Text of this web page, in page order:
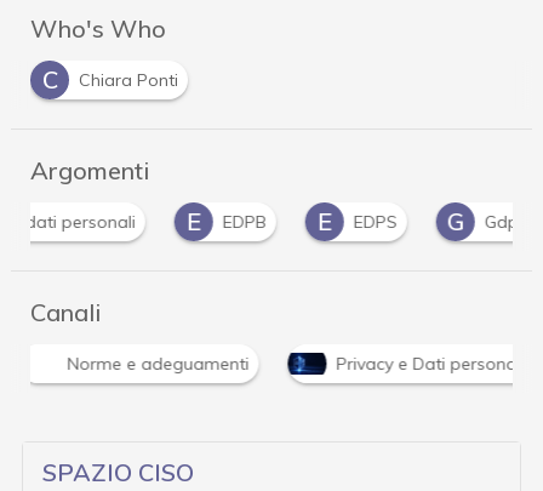
Who's Who
C
Chiara Ponti
Argomenti
E
EDPB E EDPS G Gdpr P Privacy
Canali
Norme e adeguamenti Privacy e Dati personali
SPAZIO CISO